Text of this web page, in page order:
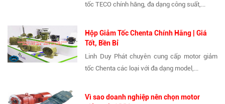
tốc TECO chính hãng, đa dạng công suất,...
Hộp Giảm Tốc Chenta Chính Hãng | Giá
Tốt, Bền Bỉ
Linh Duy Phát chuyên cung cấp motor giảm
tốc Chenta các loại với đa dạng model,...
Vì sao doanh nghiệp nên chọn motor